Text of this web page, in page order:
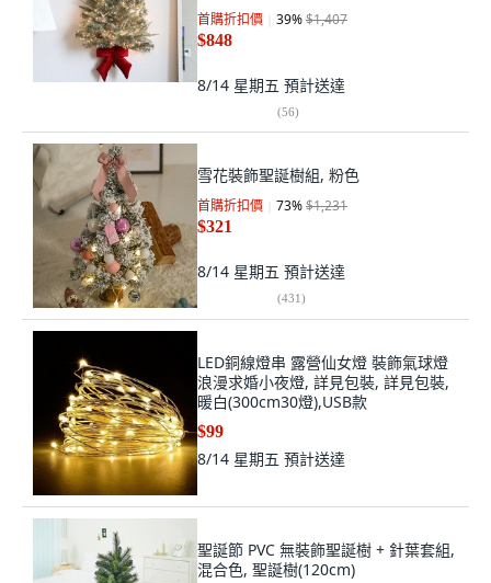
首購折扣價 39%$1,407
$848
8/14 星期五 預計送達
(56)
雪花裝飾聖誕樹組, 粉色
首購折扣價 73%$1,231
$321
8/14 星期五 預計送達
(431)
LED銅線燈串 露營仙女燈 裝飾氣球燈
浪漫求婚小夜燈, 詳見包裝, 詳見包裝,
暖白(300cm30燈),USB款
$99
8/14 星期五 預計送達
聖誕節 PVC 無裝飾聖誕樹 + 針葉套組,
混合色, 聖誕樹(120cm)